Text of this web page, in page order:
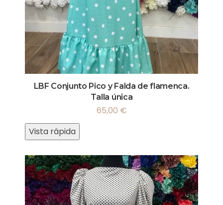
LBF Conjunto Pico y Falda de flamenca.
Talla única
65,00 €
Vista rápida